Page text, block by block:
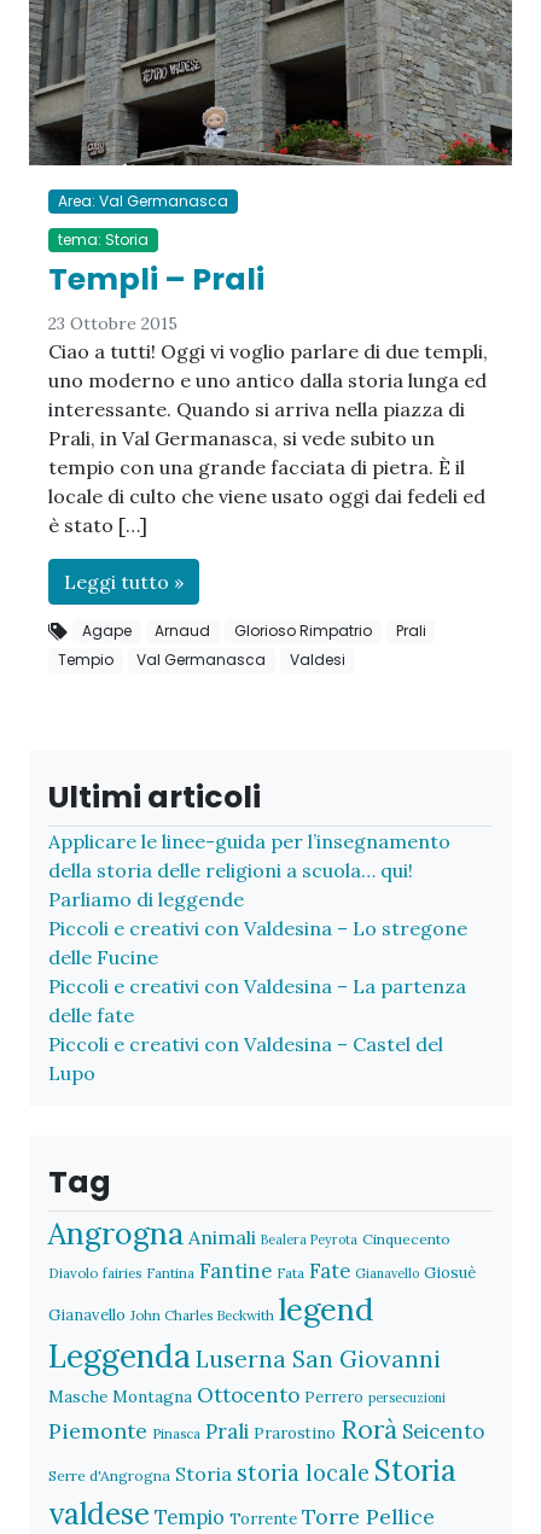
Area: Val Germanasca
tema: Storia
Templi – Prali
23 Ottobre 2015
Ciao a tutti! Oggi vi voglio parlare di due templi,
uno moderno e uno antico dalla storia lunga ed
interessante. Quando si arriva nella piazza di
Prali, in Val Germanasca, si vede subito un
tempio con una grande facciata di pietra. È il
locale di culto che viene usato oggi dai fedeli ed
è stato […]
Leggi tutto »
Agape Arnaud Glorioso Rimpatrio
Prali
Tempio
Val Germanasca Valdesi
Ultimi articoli
Applicare le linee-guida per l’insegnamento
della storia delle religioni a scuola… qui!
Parliamo di leggende
Piccoli e creativi con Valdesina – Lo stregone
delle Fucine
Piccoli e creativi con Valdesina – La partenza
delle fate
Piccoli e creativi con Valdesina – Castel del
Lupo
Tag
Angrogna Animali Bealera Peyrota Cinquecento
Diavolo fairies Fantina Fantine Fata Fate Gianavello Giosuè
Gianavello John Charles Beckwith legend
Leggenda Luserna San Giovanni
Masche Montagna Ottocento Perrero persecuzioni
Piemonte Pinasca Prali Prarostino Rorà Seicento
Serre d'Angrogna Storia storia locale Storia
valdese Tempio Torrente Torre Pellice